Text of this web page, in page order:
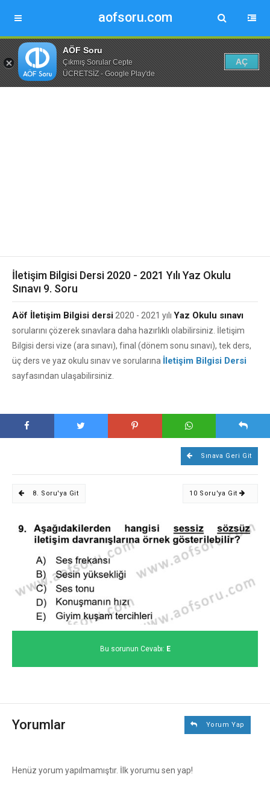
aofsoru.com
AÖF Soru
Çıkmış Sorular Cepte
ÜCRETSİZ - Google Play'de
AÇ
İletişim Bilgisi Dersi 2020 - 2021 Yılı Yaz Okulu
Sınavı 9. Soru
Aöf İletişim Bilgisi dersi 2020 - 2021 yılı Yaz Okulu sınavı
sorularını çözerek sınavlara daha hazırlıklı olabilirsiniz. İletişim
Bilgisi dersi vize (ara sınavı), final (dönem sonu sınavı), tek ders,
üç ders ve yaz okulu sınav ve sorularına İletişim Bilgisi Dersi
sayfasından ulaşabilirsiniz.
Sınava Geri Git
8. Soru'ya Git 10 Soru'ya Git
Bu sorunun Cevabı: E
Yorumlar Yorum Yap
Henüz yorum yapılmamıştır. İlk yorumu sen yap!